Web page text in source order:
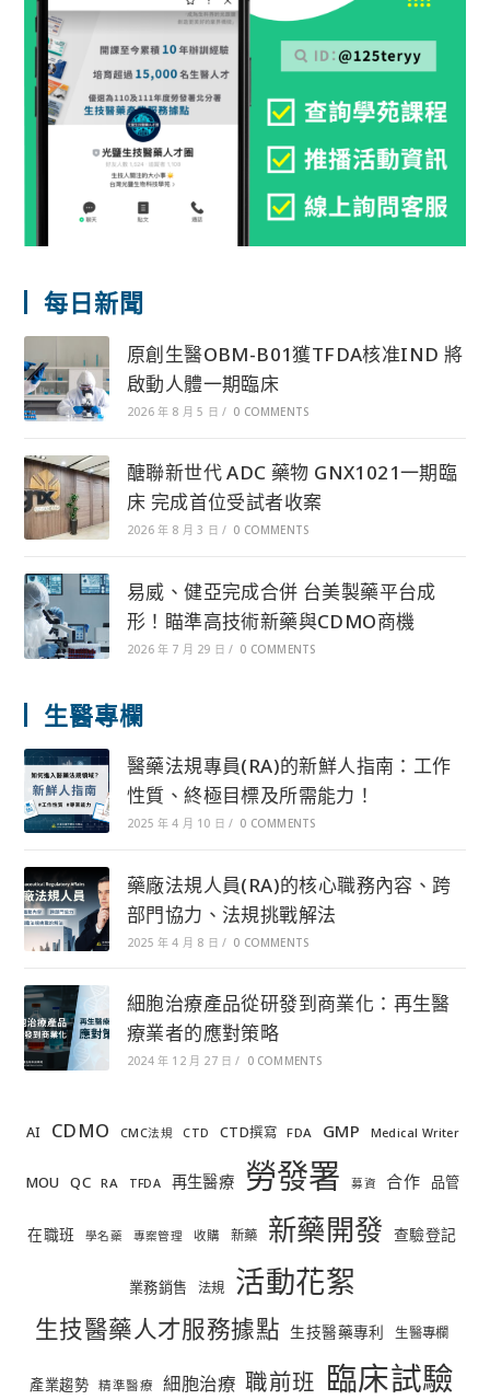
每日新聞
原創生醫OBM-B01獲TFDA核准IND 將
啟動人體一期臨床
2026 年 8 月 5 日 / 0 COMMENTS
醣聯新世代 ADC 藥物 GNX1021一期臨
床 完成首位受試者收案
2026 年 8 月 3 日 / 0 COMMENTS
易威、健亞完成合併 台美製藥平台成
形！瞄準高技術新藥與CDMO商機
2026 年 7 月 29 日 / 0 COMMENTS
生醫專欄
醫藥法規專員(RA)的新鮮人指南：工作
性質、終極目標及所需能力！
2025 年 4 月 10 日 / 0 COMMENTS
藥廠法規人員(RA)的核心職務內容、跨
部門協力、法規挑戰解法
2025 年 4 月 8 日 / 0 COMMENTS
細胞治療產品從研發到商業化：再生醫
療業者的應對策略
2024 年 12 月 27 日 / 0 COMMENTS
AI CDMO CMC法規 CTD CTD撰寫 FDA GMP Medical Writer
MOU QC RA TFDA 再生醫療 勞發署 募資 合作 品管
在職班 學名藥 專案管理 收購 新藥 新藥開發 查驗登記
業務銷售 法規 活動花絮
生技醫藥人才服務據點 生技醫藥專利 生醫專欄
產業趨勢 精準醫療 細胞治療 職前班 臨床試驗